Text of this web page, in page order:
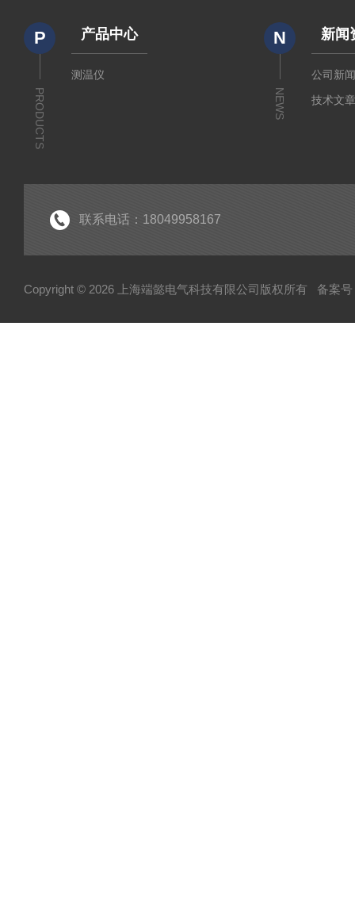
P
PRODUCTS
产品中心
测温仪
N
NEWS
新闻
公司新
技术文
联系电话：18049958167
Copyright © 2026 上海端懿电气科技有限公司版权所有 备案号